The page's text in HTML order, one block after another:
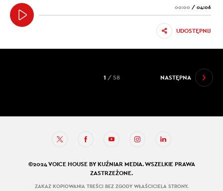
00:00 / 04:06
UDOSTĘPNIJ
NASTĘPNA
1 / 58
©2024 VOICE HOUSE BY KUŹNIAR MEDIA. WSZELKIE PRAWA
ZASTRZEŻONE.
ZAKAZ KOPIOWANIA TREŚCI BEZ ZGODY WŁAŚCICIELA STRONY.